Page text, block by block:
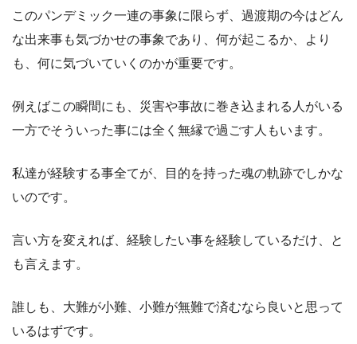
このパンデミック一連の事象に限らず、過渡期の今はどん
な出来事も気づかせの事象であり、何が起こるか、より
も、何に気づいていくのかが重要です。
例えばこの瞬間にも、災害や事故に巻き込まれる人がいる
一方でそういった事には全く無縁で過ごす人もいます。
私達が経験する事全てが、目的を持った魂の軌跡でしかな
いのです。
言い方を変えれば、経験したい事を経験しているだけ、と
も言えます。
誰しも、大難が小難、小難が無難で済むなら良いと思って
いるはずです。